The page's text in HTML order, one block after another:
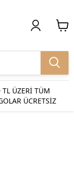
TL ÜZERİ TÜM
ÜCRETSİZ